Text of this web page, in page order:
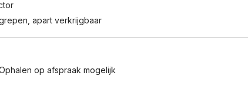
apart verkrijgbaar
op afspraak mogelijk